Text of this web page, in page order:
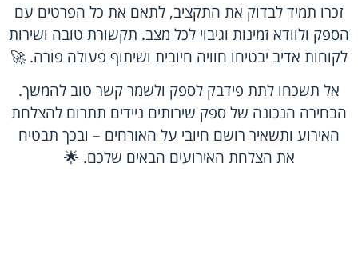
זכרו תמיד לבדוק את התקציב, לתאם את כל הפרטים עם
הספק ולוודא זמינות וגיבוי לכל מצב. תקשורת טובה ושירות
לקוחות אדיב יבטיחו חוויה חיובית ושיתוף פעולה פורה. 🚀
אל תשכחו לתת פידבק לספק ולשמר קשר טוב להמשך.
הבחירה הנכונה של ספק שירותים ניידים תתרום להצלחת
האירוע ותשאיר רושם חיובי על האורחים – ובכך תבטיח
את הצלחת האירועים הבאים שלכם. 🌟